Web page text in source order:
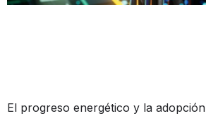
El progreso energético y la